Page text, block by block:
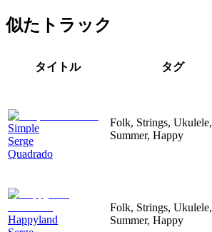
似たトラック
タイトル タグ
Simple
Serge
Quadrado
Folk, Strings, Ukulele,
Summer, Happy
Happyland
Folk, Strings, Ukulele,
Summer, Happy